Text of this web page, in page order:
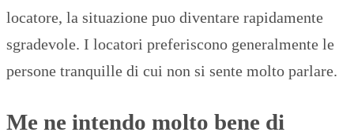
locatore, la situazione puo diventare rapidamente
sgradevole. I locatori preferiscono generalmente le
persone tranquille di cui non si sente molto parlare.
Me ne intendo molto bene di